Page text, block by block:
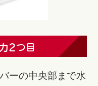
2つ目
ーの中央部まで水